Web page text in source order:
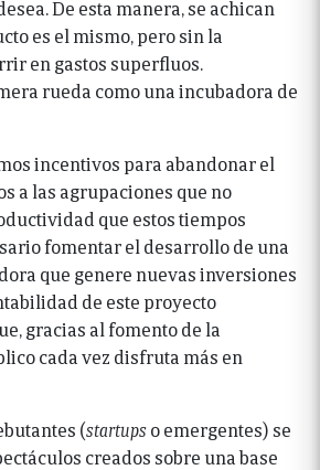
De esta manera, se achican
es el mismo, pero sin la
en gastos superfluos.
rueda como una incubadora de
incentivos para abandonar el
a las agrupaciones que no
que estos tiempos
fomentar el desarrollo de una
que genere nuevas inversiones
de este proyecto
gracias al fomento de la
cada vez disfruta más en
(startupso emergentes) se
creados sobre una base